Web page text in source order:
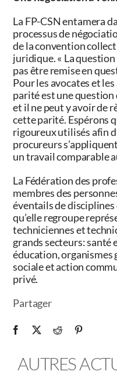
La FP-CSN entamera
processus de
de la convention
juridique. « La
pas être remise en
Pour les avocates et
parité est une question
et il ne peut y avoir de
cette parité. Espérons
rigoureux utilisés afin
procureurs
un travail comparable
La Fédération des
membres des
éventails de
qu’elle regroupe
techniciennes et
grands secteurs: santé
éducation, organismes
sociale et action
privé.
Partager
AUTRES